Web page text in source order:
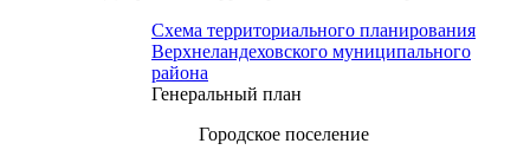
Схема территориального планирования
Верхнеландеховского муниципального
района
Генеральный план
Городское поселение